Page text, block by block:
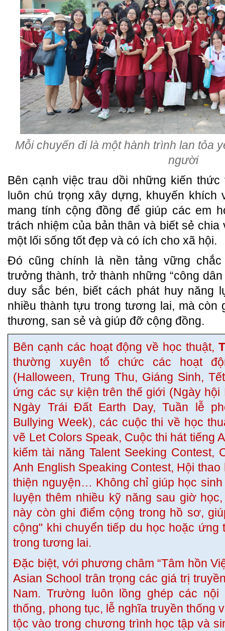
Mỗi chuyến đi là một hành trình lan tỏa
người
Bên cạnh việc trau dồi những kiến
luôn chú trọng xây dựng, khuyến khích
mang tính cộng đồng để giúp các em
trách nhiệm của bản thân và biết sẻ
một lối sống tốt đẹp và có ích cho xã hội.
Đó cũng chính là nền tảng vững
trưởng thành, trở thành những “công
duy sắc bén, biết cách phát huy năng
nhiều thành tựu trong tương lai, mà còn
thương, san sẻ và giúp đỡ cộng đồng.
Bên cạnh các hoạt động về học thuật,
thường xuyên tổ chức các hoạt
(Halloween, Trung Thu, Giáng Sinh,
ứng các sự kiện trên thế giới (Ngày hội
Ngày Trái Đất Earth Day, Tuần lễ
Bullying Week), các cuộc thi về học
vẽ Let Colors Speak, Cuộc thi hát tiếng
kiếm tài năng Talent Seeking Contest,
Anh English Speaking Contest, Hội
thiện nguyện… Không chỉ giúp học
luyện thêm nhiều kỹ năng sau giờ
này còn ghi điểm cộng trong hồ sơ,
cộng" khi chuyển tiếp du học hoặc ứng
trong tương lai.
Đặc biệt, với phương châm “Tâm hồn
Asian School trân trọng các giá trị
Nam. Trường luôn lồng ghép các
thống, phong tục, lễ nghĩa truyền thống
tộc vào trong chương trình học tập và